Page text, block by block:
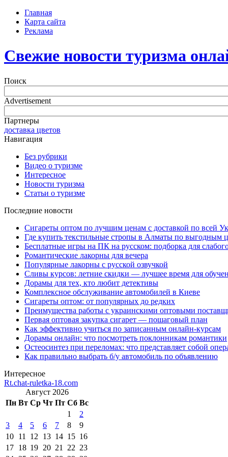
Главная
Карта сайта
Реклама
Свежие новости туризма
Поиск
Advertisement
Партнеры
доставка цветов
Навигация
Без рубрики
Видео о туризме
Интересное
Новости туризма
Статьи о туризме
Последние новости
Сигареты оптом по лучшим ценам с доставкой по всей
Где купить текстильные стропы в Алматы по выгодным
Бесплатные игры на ПК на русском: подборка для
Романтические лакорны для вечера
Популярные лакорны с русской озвучкой
Сливы курсов: летние скидки — лучшее время для
Дорамы для тех, кто любит детективы
Комплексное обслуживание автомобилей в Киеве
Сигареты оптом: от популярных до редких
Преимущества работы с украинскими оптовыми
Первая оптовая закупка сигарет — пошаговый план
Как эффективно учиться по записанным онлайн-курсам
Дорамы онлайн: что посмотреть поклонникам романтики
Остеосинтез при переломах: что представляет собой
Как правильно выбрать б/у автомобиль по объявлению
Интересное
Rt.chat-ruletka-18.com
Август 2026
Пн Вт Ср Чт Пт Сб Вс
1
2
3
4 5 6 7 8
9
10 11 12 13 14 15 16
17 18 19 20 21 22 23